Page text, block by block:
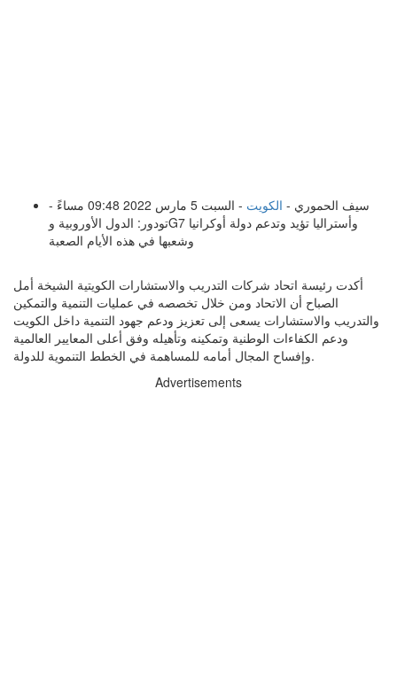
سيف الحموري - الكويت
- السبت 5 مارس 2022 09:48 مساءً -
تودور: الدول الأوروبية وG7 وأستراليا تؤيد وتدعم دولة أوكرانيا
وشعبها في هذه الأيام الصعبة
أكدت رئيسة اتحاد شركات التدريب والاستشارات الكويتية الشيخة أمل
الصباح أن الاتحاد ومن خلال تخصصه في عمليات التنمية والتمكين
والتدريب والاستشارات يسعى إلى تعزيز ودعم جهود التنمية داخل الكويت
ودعم الكفاءات الوطنية وتمكينه وتأهيله وفق أعلى المعايير العالمية
وإفساح المجال أمامه للمساهمة في الخطط التنموية للدولة.
Advertisements